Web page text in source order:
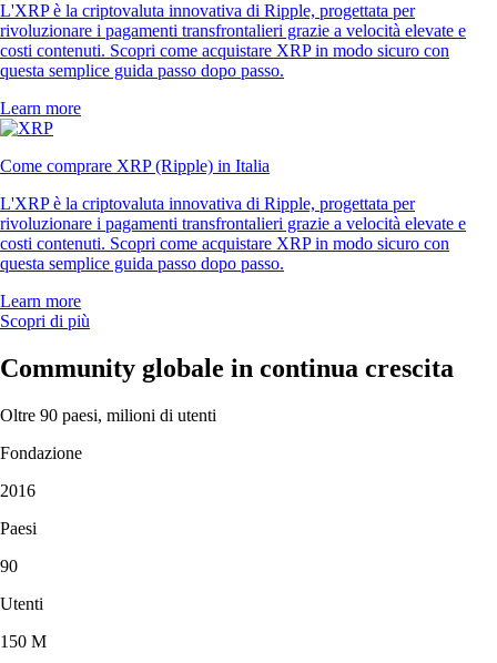
L'XRP è la criptovaluta innovativa di Ripple, progettata per
rivoluzionare i pagamenti transfrontalieri grazie a velocità elevate e
costi contenuti. Scopri come acquistare XRP in modo sicuro con
questa semplice guida passo dopo passo.
Learn more
Come comprare XRP (Ripple) in Italia
L'XRP è la criptovaluta innovativa di Ripple, progettata per
rivoluzionare i pagamenti transfrontalieri grazie a velocità elevate e
costi contenuti. Scopri come acquistare XRP in modo sicuro con
questa semplice guida passo dopo passo.
Learn more
Scopri di più
Community globale in continua crescita
Oltre 90 paesi, milioni di utenti
Fondazione
2016
Paesi
90
Utenti
150 M